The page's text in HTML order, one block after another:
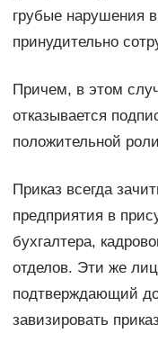
грубые нарушения
принудительно
Причем, в этом
отказывается
положительной
Приказ всегда
предприятия в
бухгалтера,
отделов. Эти же
подтверждающий
завизировать